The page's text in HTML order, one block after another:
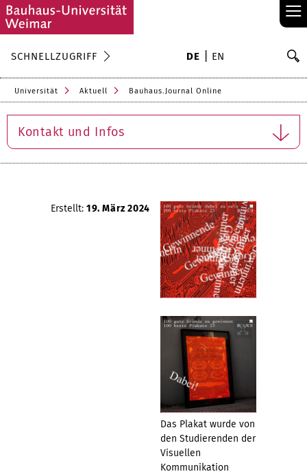
≡
SCHNELLZUGRIFF DE EN
Universität Aktuell Bauhaus.Journal Online
Kontakt und Infos
Das Plakat wurde von
den Studierenden der
Visuellen
Kommunikation
Erstellt: 19. März 2024